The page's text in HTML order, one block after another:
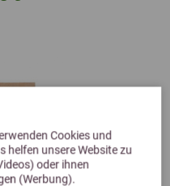
Cookies und
helfen unsere Website zu
oder ihnen
(Werbung).